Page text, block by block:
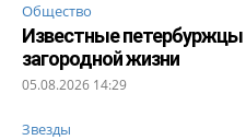
Общество
Известные петербуржцы
загородной жизни
05.08.2026 14:29
Звезды